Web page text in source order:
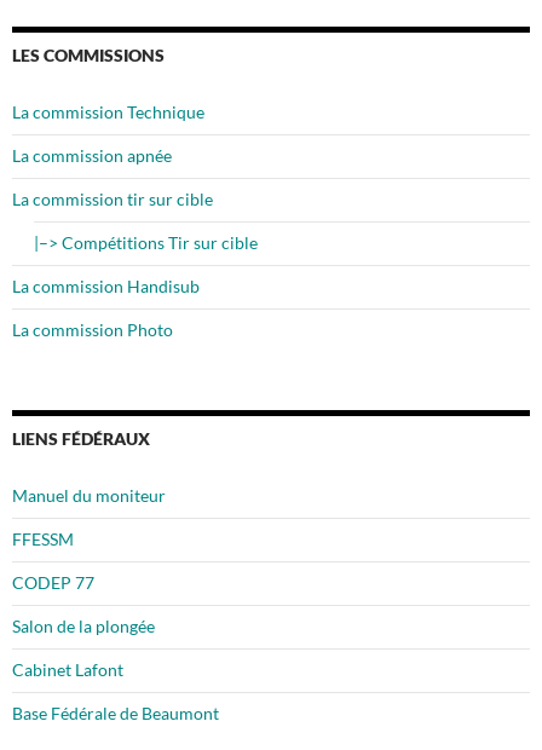
LES COMMISSIONS
La commission Technique
La commission apnée
La commission tir sur cible
|–> Compétitions Tir sur cible
La commission Handisub
La commission Photo
LIENS FÉDÉRAUX
Manuel du moniteur
FFESSM
CODEP 77
Salon de la plongée
Cabinet Lafont
Base Fédérale de Beaumont